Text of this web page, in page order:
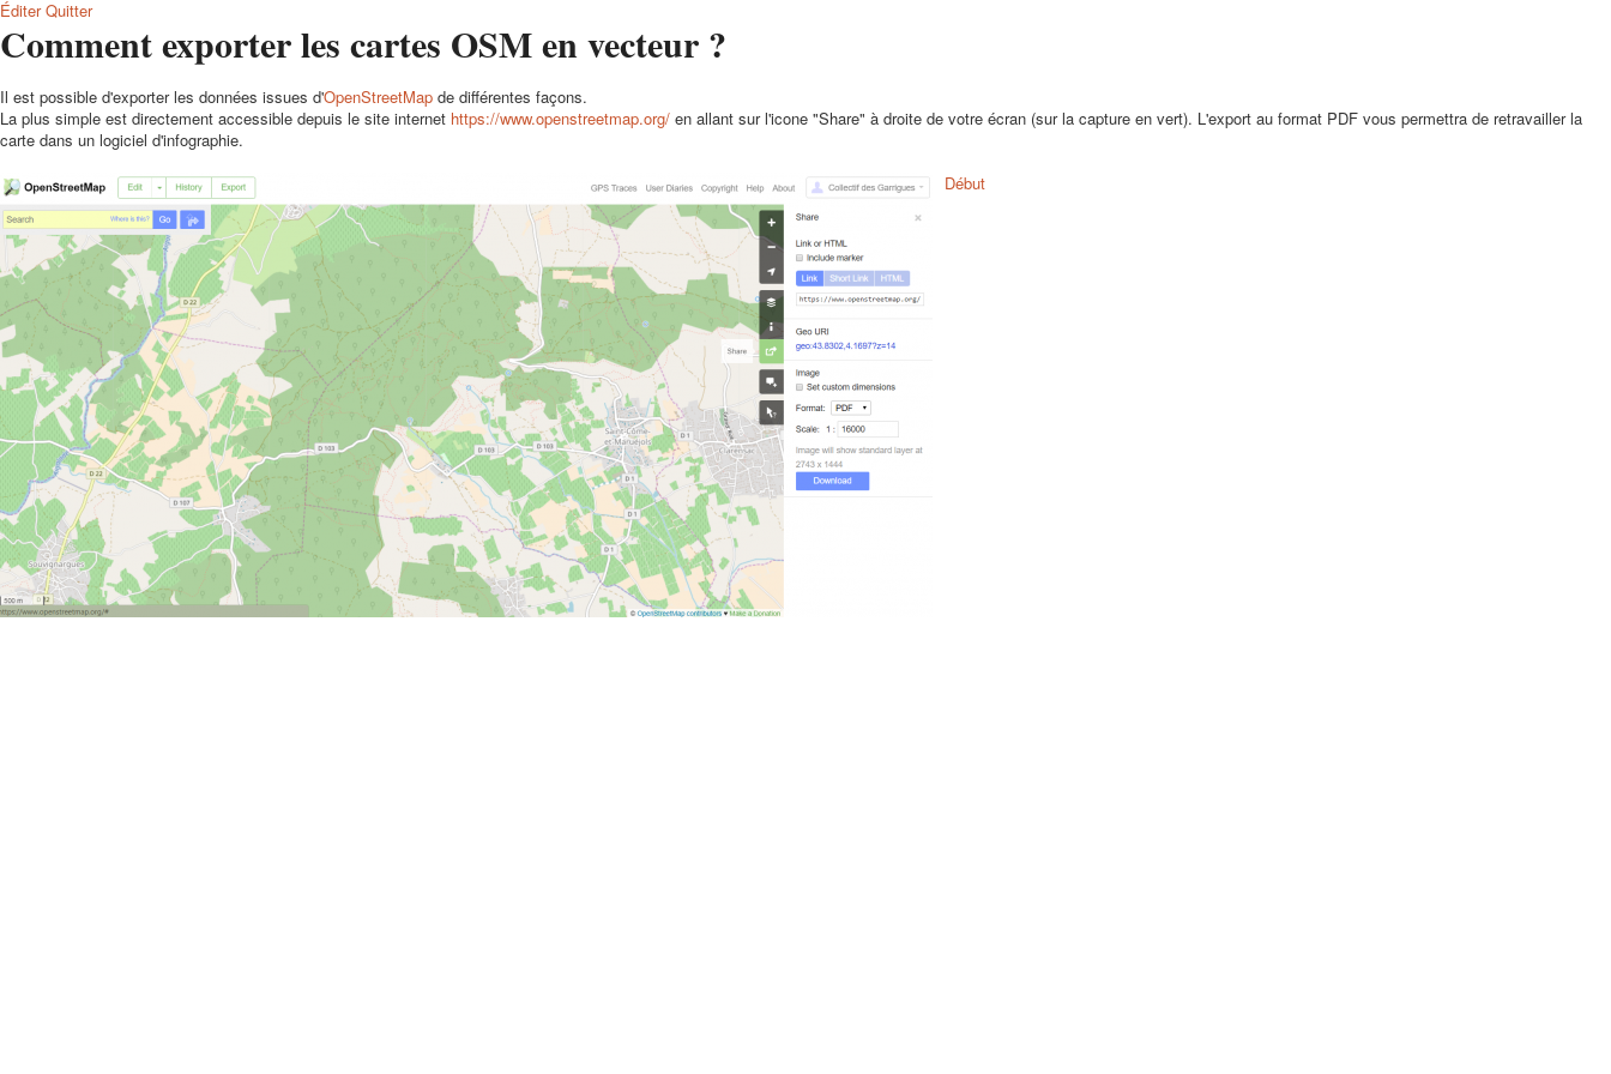
Éditer Quitter
Comment exporter les cartes OSM en vecteur ?
Il est possible d'exporter les données issues d'OpenStreetMap de différentes façons.
La plus simple est directement accessible depuis le site internet https://www.openstreetmap.org/ en allant sur l'icone "Share" à droite de votre écran (sur la capture en vert). L'export au format PDF vous permettra de retravailler la
carte dans un logiciel d'infographie.
Début